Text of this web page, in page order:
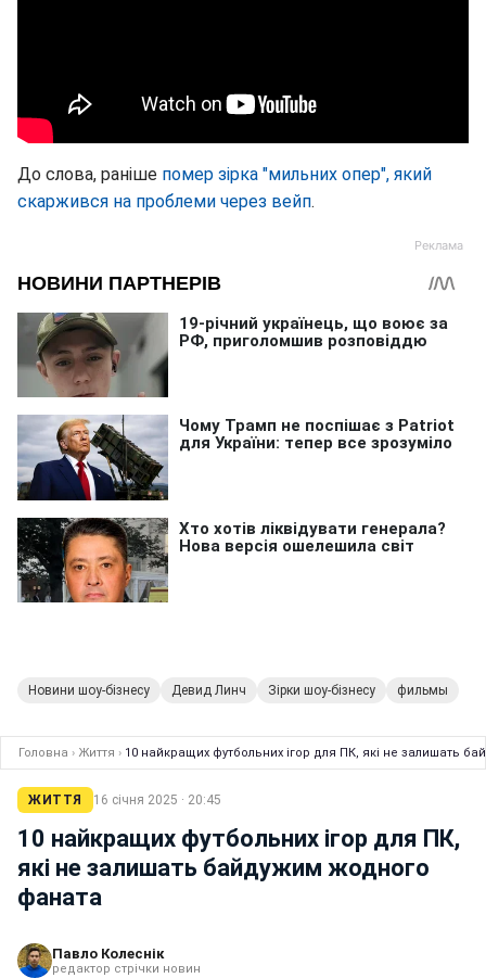
До слова, раніше помер зірка "мильних опер", який
скаржився на проблеми через вейп.
Новини шоу-бізнесу Девид Линч Зірки шоу-бізнесу фильмы
Головна › Життя › 10 найкращих футбольних ігор для ПК, які не залишать
ЖИТТЯ 16 січня 2025 · 20:45
10 найкращих футбольних ігор для ПК,
які не залишать байдужим жодного
фаната
Павло Колеснік
редактор стрічки новин